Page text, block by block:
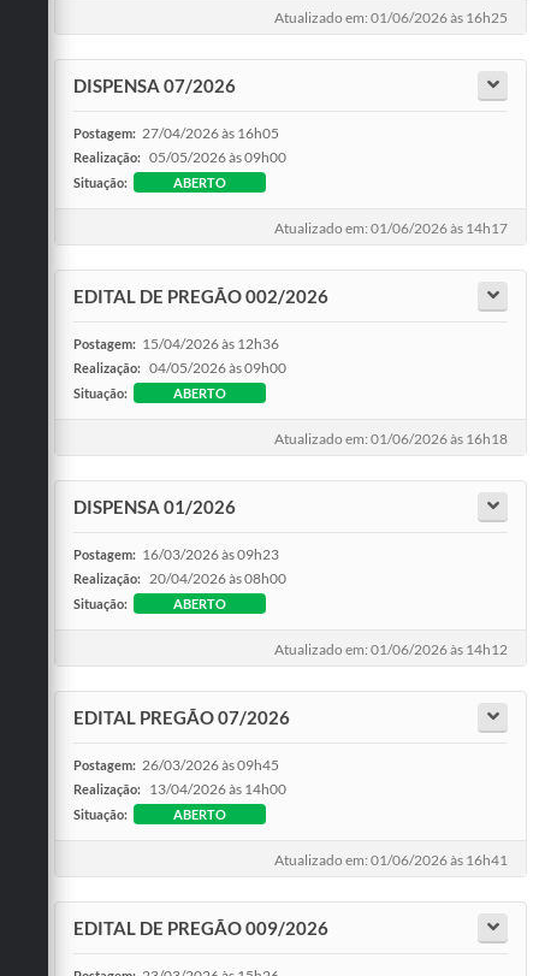
Atualizado em: 01/06/2026 às 16h25
DISPENSA 07/2026
Postagem: 27/04/2026 às 16h05
Realização: 05/05/2026 às 09h00
Situação: ABERTO
Atualizado em: 01/06/2026 às 14h17
EDITAL DE PREGÃO 002/2026
Postagem: 15/04/2026 às 12h36
Realização: 04/05/2026 às 09h00
Situação: ABERTO
Atualizado em: 01/06/2026 às 16h18
DISPENSA 01/2026
Postagem: 16/03/2026 às 09h23
Realização: 20/04/2026 às 08h00
Situação: ABERTO
Atualizado em: 01/06/2026 às 14h12
EDITAL PREGÃO 07/2026
Postagem: 26/03/2026 às 09h45
Realização: 13/04/2026 às 14h00
Situação: ABERTO
Atualizado em: 01/06/2026 às 16h41
EDITAL DE PREGÃO 009/2026